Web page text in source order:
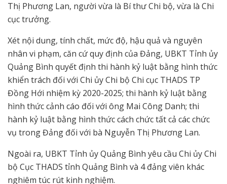
Thị Phương Lan, người vừa là Bí thư Chi bộ, vừa là Chi
cục trưởng.
Xét nội dung, tính chất, mức độ, hậu quả và nguyên
nhân vi phạm, căn cứ quy định của Đảng, UBKT Tỉnh ủy
Quảng Bình quyết định thi hành kỷ luật bằng hình thức
khiển trách đối với Chi ủy Chi bộ Chi cục THADS TP
Đồng Hới nhiệm kỳ 2020-2025; thi hành kỷ luật bằng
hình thức cảnh cáo đối với ông Mai Công Danh; thi
hành kỷ luật bằng hình thức cách chức tất cả các chức
vụ trong Đảng đối với bà Nguyễn Thị Phương Lan.
Ngoài ra, UBKT Tỉnh ủy Quảng Bình yêu cầu Chi ủy Chi
bộ Cục THADS tỉnh Quảng Bình và 4 đảng viên khác
nghiêm túc rút kinh nghiệm.